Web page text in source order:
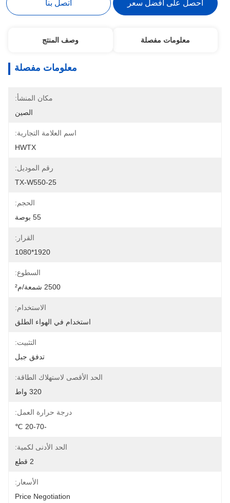
احصل على أفضل سعر اتصل بنا
معلومات مفصلة وصف المنتج
معلومات مفصلة
مكان المنشأ:
الصين
اسم العلامة التجارية:
HWTX
رقم الموديل:
TX-W550-25
الحجم:
55 بوصة
القرار:
1920*1080
السطوع:
2500 شمعة/م²
الاستخدام:
استخدام في الهواء الطلق
التثبيت:
تدفق جبل
الحد الأقصى لاستهلاك الطاقة:
320 واط
درجة حرارة العمل:
-20-70 ℃
الحد الأدنى لكمية:
2 قطع
الأسعار:
Price Negotiation